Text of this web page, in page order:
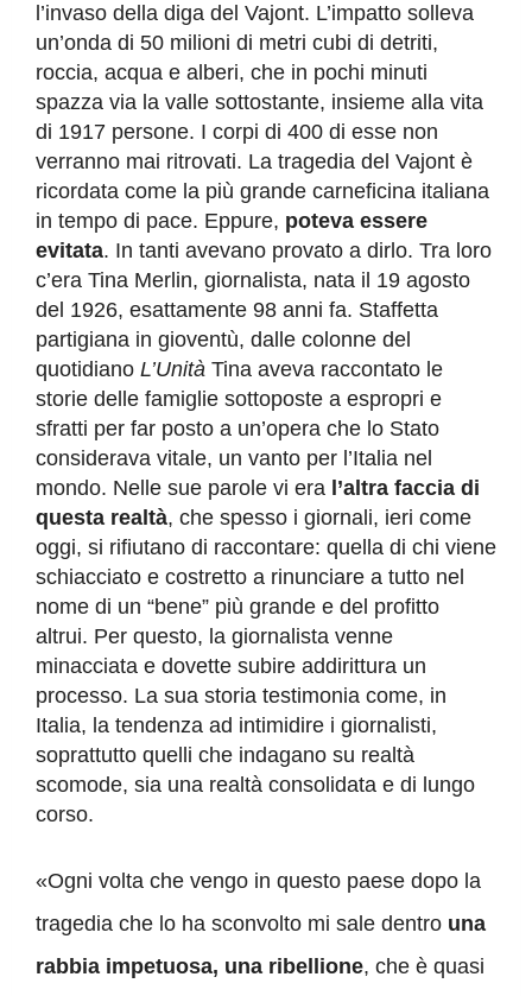
l’invaso della diga del Vajont. L’impatto solleva
un’onda di 50 milioni di metri cubi di detriti,
roccia, acqua e alberi, che in pochi minuti
spazza via la valle sottostante, insieme alla vita
di 1917 persone. I corpi di 400 di esse non
verranno mai ritrovati. La tragedia del Vajont è
ricordata come la più grande carneficina italiana
in tempo di pace. Eppure, poteva essere
evitata. In tanti avevano provato a dirlo. Tra loro
c’era Tina Merlin, giornalista, nata il 19 agosto
del 1926, esattamente 98 anni fa. Staffetta
partigiana in gioventù, dalle colonne del
quotidiano L’Unità Tina aveva raccontato le
storie delle famiglie sottoposte a espropri e
sfratti per far posto a un’opera che lo Stato
considerava vitale, un vanto per l’Italia nel
mondo. Nelle sue parole vi era l’altra faccia di
questa realtà, che spesso i giornali, ieri come
oggi, si rifiutano di raccontare: quella di chi viene
schiacciato e costretto a rinunciare a tutto nel
nome di un “bene” più grande e del profitto
altrui. Per questo, la giornalista venne
minacciata e dovette subire addirittura un
processo. La sua storia testimonia come, in
Italia, la tendenza ad intimidire i giornalisti,
soprattutto quelli che indagano su realtà
scomode, sia una realtà consolidata e di lungo
corso.
«Ogni volta che vengo in questo paese dopo la
tragedia che lo ha sconvolto mi sale dentro una
rabbia impetuosa, una ribellione, che è quasi